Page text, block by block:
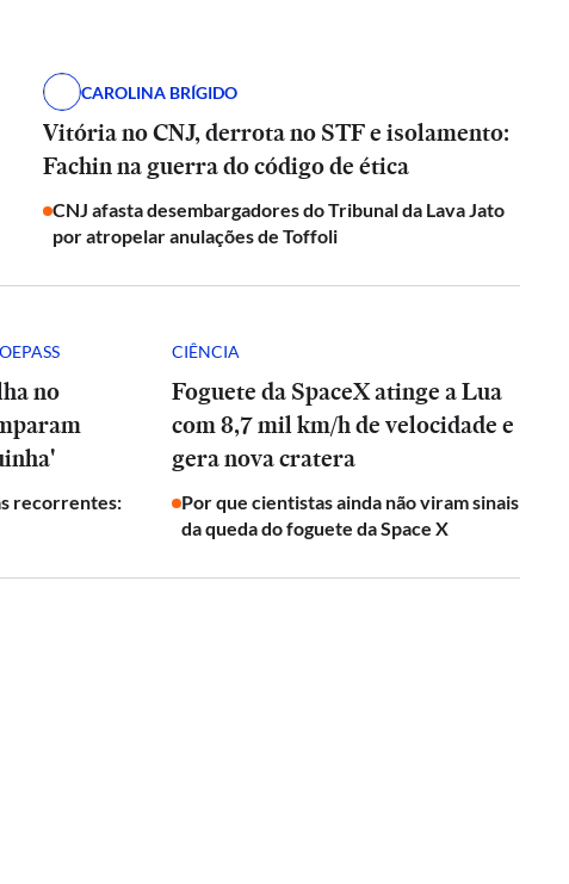
CAROLINA BRÍGIDO
Vitória no CNJ, derrota no STF e isolamento:
Fachin na guerra do código de ética
CNJ afasta desembargadores do Tribunal da Lava Jato
por atropelar anulações de Toffoli
no
recorrentes:
CIÊNCIA
Foguete da SpaceX atinge a Lua
com 8,7 mil km/h de velocidade e
gera nova cratera
Por que cientistas ainda não viram sinais
da queda do foguete da Space X